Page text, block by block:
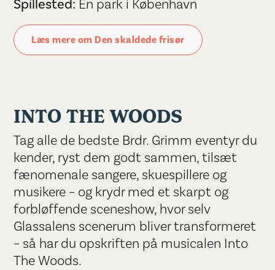
Spillested: En park i København
Læs mere om Den skaldede frisør
INTO THE WOODS
Tag alle de bedste Brdr. Grimm eventyr du
kender, ryst dem godt sammen, tilsæt
fænomenale sangere, skuespillere og
musikere – og krydr med et skarpt og
forbløffende sceneshow, hvor selv
Glassalens scenerum bliver transformeret
– så har du opskriften på musicalen Into
The Woods.